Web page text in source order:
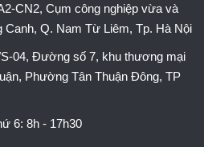
CN2, Cụm công nghiệp vừa và
Canh, Q. Nam Từ Liêm, Tp. Hà Nội
04, Đường số 7, khu thương mại
Phường Tân Thuận Đông, TP
6: 8h - 17h30